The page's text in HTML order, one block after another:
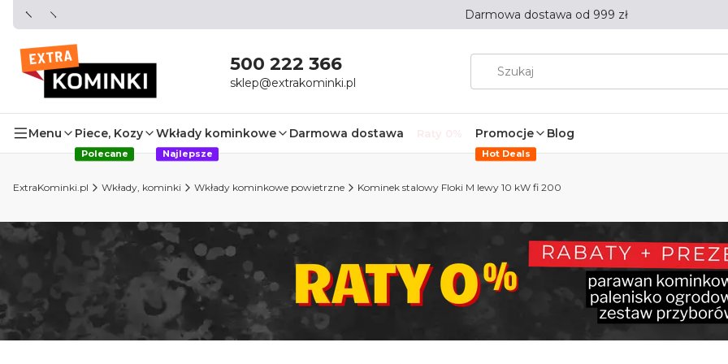
Darmowa dostawa od 999 zł
500 222 366
sklep@extrakominki.pl
Menu Piece, Kozy
Polecane
Wkłady kominkowe
Najlepsze
Darmowa dostawa Promocje
Hot Deals
Blog
ExtraKominki.pl Wkłady, kominki Wkłady kominkowe powietrzne Kominek stalowy Floki M lewy 10 kW fi 200